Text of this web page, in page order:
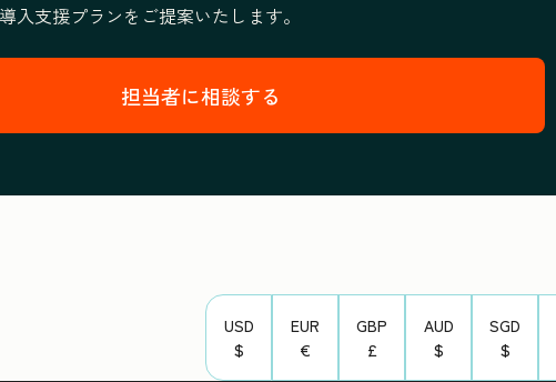
入支援プランをご提案いたします。
担当者に相談する
USD
$
EUR
€
GBP
£
AUD
$
SGD
$